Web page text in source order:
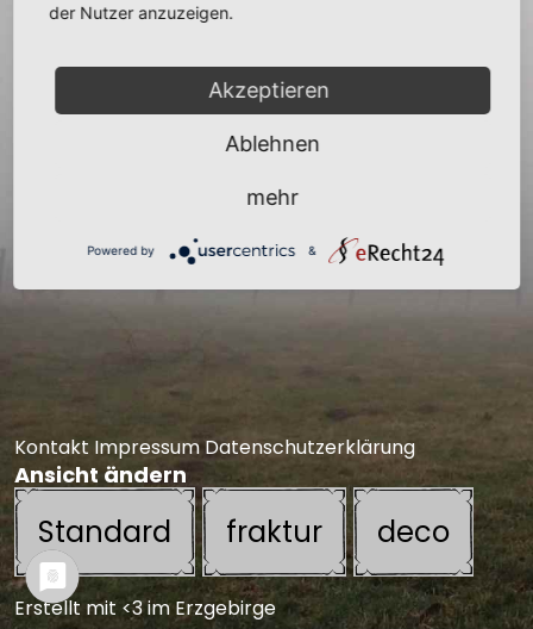
Kontakt ImpressumDatenschutzerklärung
Ansicht ändern
Standard fraktur deco
Erstellt mit <3 im Erzgebirge
der Nutzer anzuzeigen.
Akzeptieren
Ablehnen
mehr
Powered by &